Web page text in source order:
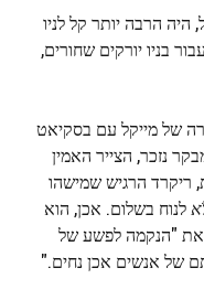
היה הרבה יותר קל לניו
בניו יורקים שחורים,
של מייקל עם בסקיאט
נזכר, הצייר האמין
ריקרד הרגיש שמישהו
לנוח בשלום. אכן, הוא
את "הנקמה לפשע של
של אנשים אכן נחים."